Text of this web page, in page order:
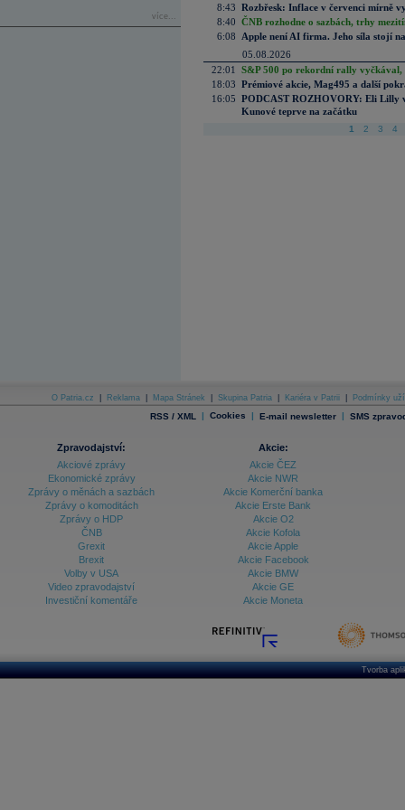
více...
8:43 Rozbřesk: Inflace v červenci mírně
8:40 ČNB rozhodne o sazbách, trhy
6:08
Apple není AI firma. Jeho síla stojí
05.08.2026
22:01
S&P 500 po rekordní rally vyčkával,
18:03 Prémiové akcie, Mag495 a další
16:05 PODCAST ROZHOVORY: Eli Lilly
Kunové teprve na začátku
1 2 3 4
O Patria.cz Reklama Mapa Stránek Skupina Patria Kariéra v Patrii Podmínky
RSS / XML | Cookies | E-mail newsletter | SMS
Zpravodajství:
Akciové zprávy
Ekonomické zprávy
Zprávy o měnách a sazbách
Zprávy o komoditách
Zprávy o HDP
ČNB
Grexit
Brexit
Volby v USA
Video zpravodajství
Investiční komentáře
Akcie:
Akcie ČEZ
Akcie NWR
Akcie Komerční banka
Akcie Erste Bank
Akcie O2
Akcie Kofola
Akcie Apple
Akcie Facebook
Akcie BMW
Akcie GE
Akcie Moneta
Tvorba